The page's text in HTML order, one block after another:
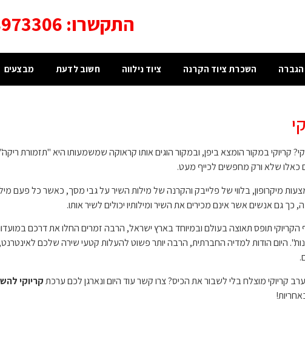
התקשרו: 052-8973306
השכרת ציוד הקרנה ציוד נילווה חשוב לדעת מבצעים
קריוקי במקור הומצא ביפן, ובמקור הוגים אותו קראוקה שמשמעותו היא "תזמורת
כאלו שלא ורק מחפשים לכייף מעט.
מיקרופון, בלווי של פלייבק והקרנה של מילות השיר על גבי מסך, כאשר כל פעם
כך גם אנשים אשר אינם מכירים את השיר ומילותיו יכולים לשיר אותו.
הקריוקי תופס תאוצה בעולם ובמיוחד בארץ ישראל, הרבה זמרים החלו את דרכם
היום הודות למדיה החברתית, הרבה יותר פשוט להעלות קטעי שירה שלכם לאינטרנט,
קריוקי מוצלח בלי לשבור את הכיס? צרו קשר עוד היום ונארגן לכם ערכתקריוקי